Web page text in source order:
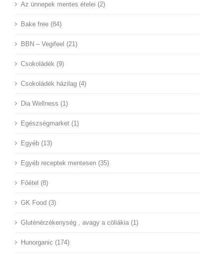
Az ünnepek mentes ételei (2)
Bake free (84)
BBN – Vegifeel (21)
Csokoládék (9)
Csokoládék házilag (4)
Dia Wellness (1)
Egészségmarket (1)
Egyéb (13)
Egyéb receptek mentesen (35)
Főétel (8)
GK Food (3)
Gluténérzékenység , avagy a cöliákia (1)
Hunorganic (174)